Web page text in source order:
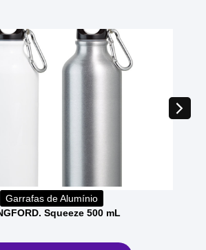
Garrafas de Alumínio
Squeeze 500 mL